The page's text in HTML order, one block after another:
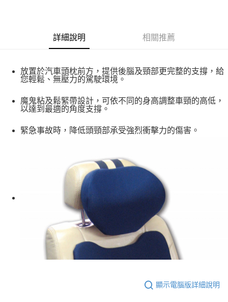
4.訂單成立30分鐘內，如未前往確認交易或遇審核未通過，訂單將自動取
消。如遇「轉專審核」未通過狀況，表示未達大哥付你分期系統評分，恕無
1.分期款項不併入電信帳單，「大哥付你分期」於每月結算日後寄送繳費提
醒簡訊。
帳／街口支付／iPASS MONEY」等通路繳費。
1.本服務係由「台灣大哥大股份有限公司」（以下簡稱本公司）所提供，讓
2.基於同意付款使用「大哥付你分期」之契約關係目的，商店將以您的個人
資料（包含姓名、電話或地址）提供予台灣大哥大進項蒐集、處理及利用，
由本公司與您本人進行分期帳單所需資料之確認、核對及更正。
3.完整用戶服務條款，請詳閱以下連結：
https://oppay.tw/userRule
１．簡單：不需註冊會員、不需綁卡、不需儲值。
２．便利：只要手機號碼，簡訊認證，即可結帳。
【「AFTEE先享後付」結帳流程】
結帳頁面，進行簡訊認證並確認金額後，即可完成結帳。
２．訂單成立數日內，您將收到繳費通知簡訊。
３．收到繳費通知簡訊後14天內，點擊此簡訊中的連結，可透過四大超商／
※ 請注意：結帳手續完成當下不需立刻繳費，但若您需要取消訂單，請聯絡
※ 交易是否成功請以「AFTEE先享後付 」之結帳頁面顯示為準，若有關於
是否繳費成功／繳費後需取消欲退款等相關疑問，請聯繫「AFTEE先享後付
https://netprotections.freshdesk.com/support/home
【注意事項】
１．透過由恩沛科技股份有限公司提供之「AFTEE先享後付」服務完成之交
易，需依本服務之必要範圍內提供個人資料，並將交易相關給付款項請求債
權轉讓予恩沛科技股份有限公司。
２．關於個人資料處理事宜，請瀏覽以下網址：
https://aftee.tw/terms/#terms3
３．未成年的使用者請事先徵得法定代理人或監護人之同意方可使用
「AFTEE先享後付」，若未經同意申辦者引起之損失，本公司不負相關責
４．使用「AFTEE先享後付」時，將依據個別帳號之用戶狀況，依本公司即
時審查核予不同之上限額度；若仍有額度不足之情形，本公司將視審查結果
每筆NT$100，滿NT$1,000(含以上)免運費
詳細說明 相關推薦
放置於汽車頭枕前方，提供後腦及頸部更完整的支撐，給
您輕鬆、無壓力的駕駛環境。
魔鬼粘及鬆緊帶設計，可依不同的身高調整車頸的高低，
以達到最適的角度支撐。
緊急事故時，降低頭頸部承受強烈衝擊力的傷害。
顯示電腦版詳細說明